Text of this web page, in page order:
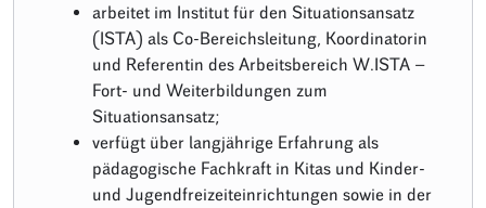
arbeitet im Institut für den Situationsansatz
(ISTA) als Co-Bereichsleitung, Koordinatorin
und Referentin des Arbeitsbereich W.ISTA –
Fort- und Weiterbildungen zum
Situationsansatz;
verfügt über langjährige Erfahrung als
pädagogische Fachkraft in Kitas und Kinder-
und Jugendfreizeiteinrichtungen sowie in der